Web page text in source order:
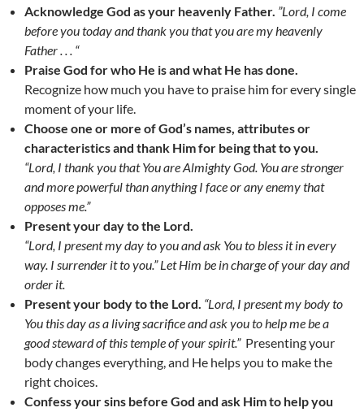
Acknowledge God as your heavenly Father. ”Lord, I come
before you today and thank you that you are my heavenly
Father . . . “
Praise God for who He is and what He has done.
Recognize how much you have to praise him for every single
moment of your life.
Choose one or more of God’s names, attributes or
characteristics and thank Him for being that to you.
“Lord, I thank you that You are Almighty God. You are stronger
and more powerful than anything I face or any enemy that
opposes me.”
Present your day to the Lord.
“Lord, I present my day to you and ask You to bless it in every
way. I surrender it to you.” Let Him be in charge of your day and
order it.
Present your body to the Lord. “Lord, I present my body to
You this day as a living sacrifice and ask you to help me be a
good steward of this temple of your spirit.”Presenting your
body changes everything, and He helps you to make the
right choices.
Confess your sins before God and ask Him to help you